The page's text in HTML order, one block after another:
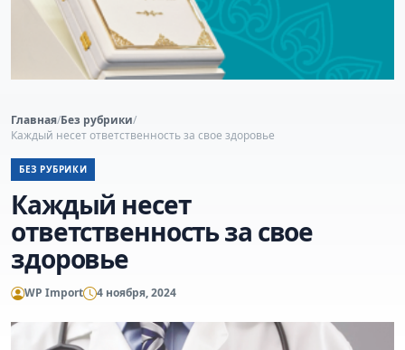
Главная/Без рубрики/
Каждый несет ответственность за свое здоровье
БЕЗ РУБРИКИ
Каждый несет
ответственность за свое
здоровье
WP Import 4 ноября, 2024